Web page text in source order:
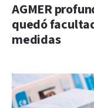
AGMER
quedó
medidas